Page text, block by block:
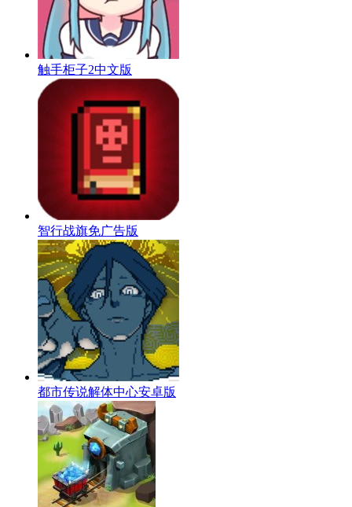
触手柜子2中文版
智行战旗免广告版
都市传说解体中心安卓版